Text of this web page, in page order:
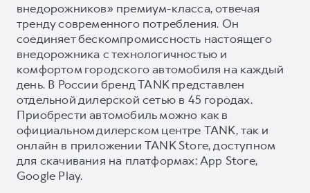
внедорожников» премиум-класса, отвечая
тренду современного потребления. Он
соединяет бескомпромиссность настоящего
внедорожника с технологичностью и
комфортом городского автомобиля на каждый
день. В России бренд TANK представлен
отдельной дилерской сетью в 45 городах.
Приобрести автомобиль можно как в
официальном дилерском центре TANK, так и
онлайн в приложении TANK Store, доступном
для скачивания на платформах: App Store,
Google Play.